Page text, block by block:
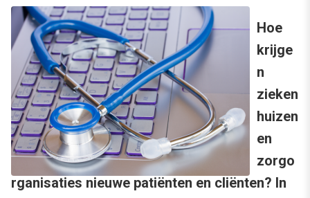
Hoe
krijge
n
zieken
huizen
en
zorgo
rganisaties nieuwe patiënten en cliënten? In